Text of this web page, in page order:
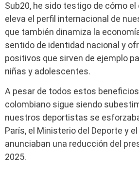
Sub20, he sido testigo de cómo
eleva el perfil internacional de
que también dinamiza la
sentido de identidad nacional y
positivos que sirven de ejemplo
niñas y adolescentes.
A pesar de todos estos
colombiano sigue siendo
nuestros deportistas se
París, el Ministerio del Deporte y
anunciaban una reducción del
2025.